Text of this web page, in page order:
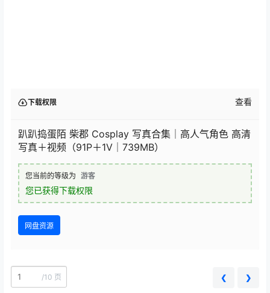
下载权限 查看
趴趴捣蛋陌 柴郡 Cosplay 写真合集｜高人气角色 高清
写真＋视频（91P＋1V｜739MB）
您当前的等级为 游客
您已获得下载权限
网盘资源
/10 页 ❮ ❯